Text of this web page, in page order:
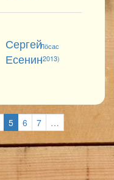
Сергей
Есенин
Лӧсас
(2013)
5 6 7
…